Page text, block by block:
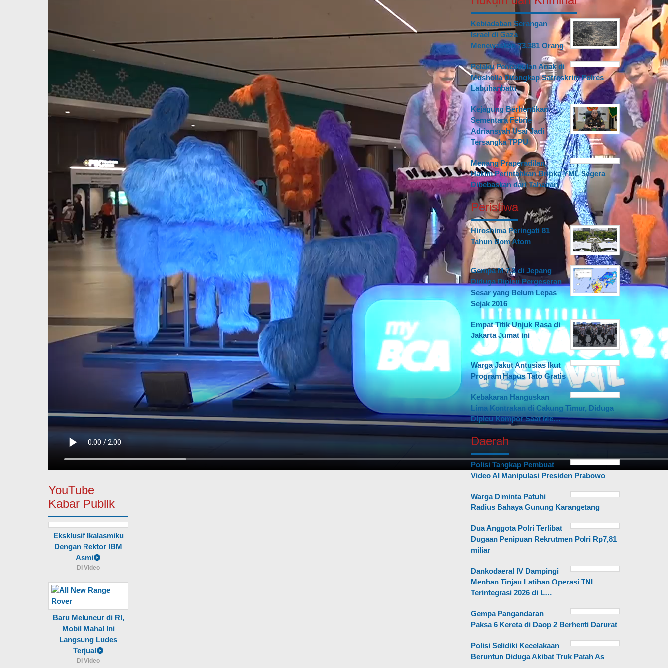
YouTube
Kabar Publik
Eksklusif Ikalasmiku
Dengan Rektor IBM
Asmi
Di Video
Baru Meluncur di RI,
Mobil Mahal Ini
Langsung Ludes
Terjual
Di Video
Kebiadaban Serangan
Israel di Gaza
Menewaskan 73.381 Orang
Pelaku Pencabulan Anak di
Musholla Ditangkap Satreskrim Polres
Labuhanbatu
Kejagung Berhentikan
Sementara Febrie
Adriansyah Usai Jadi
Tersangka TPPU
Menang Praperadilan,
Hakim Perintahkan Bripka YML Segera
Dibebaskan dari Tahanan
Peristiwa
Hiroshima Peringati 81
Tahun Bom Atom
Gempa M 7,1 di Jepang
Diduga Dipicu Pergeseran
Sesar yang Belum Lepas
Sejak 2016
Empat Titik Unjuk Rasa di
Jakarta Jumat ini
Warga Jakut Antusias Ikut
Program Hapus Tato Gratis
Kebakaran Hanguskan
Lima Kontrakan di Cakung Timur, Diduga
Dipicu Kompor Saat Me…
Daerah
Polisi Tangkap Pembuat
Video AI Manipulasi Presiden Prabowo
Warga Diminta Patuhi
Radius Bahaya Gunung Karangetang
Dua Anggota Polri Terlibat
Dugaan Penipuan Rekrutmen Polri Rp7,81
miliar
Dankodaeral IV Dampingi
Menhan Tinjau Latihan Operasi TNI
Terintegrasi 2026 di L…
Gempa Pangandaran
Paksa 6 Kereta di Daop 2 Berhenti Darurat
Polisi Selidiki Kecelakaan
Beruntun Diduga Akibat Truk Patah As